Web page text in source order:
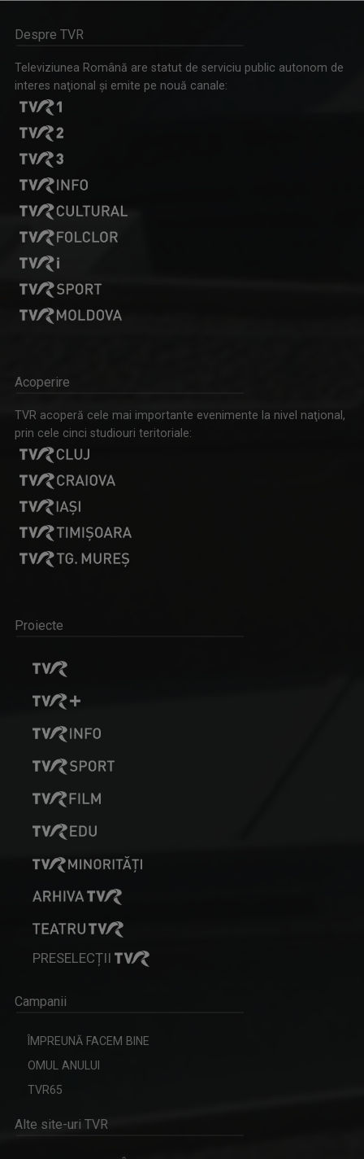
Despre TVR
Televiziunea Română are statut de serviciu public autonom de
interes naţional şi emite pe nouă canale:
Acoperire
TVR acoperă cele mai importante evenimente la nivel naţional,
prin cele cinci studiouri teritoriale:
Proiecte
PRESELECȚII
Campanii
ÎMPREUNĂ FACEM BINE
OMUL ANULUI
TVR65
Alte site-uri TVR